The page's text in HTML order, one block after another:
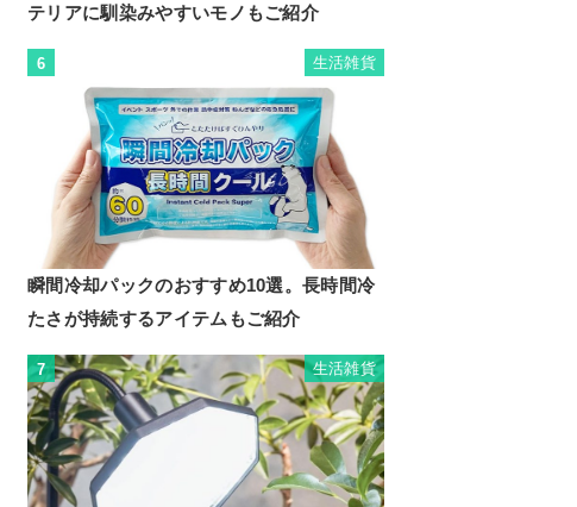
テリアに馴染みやすいモノもご紹介
6 生活雑貨
瞬間冷却パックのおすすめ10選。長時間冷
たさが持続するアイテムもご紹介
7 生活雑貨